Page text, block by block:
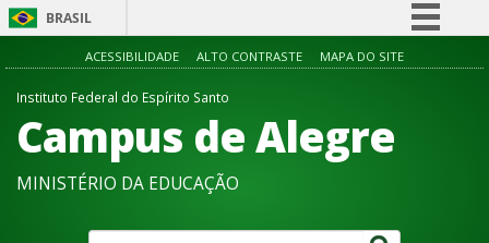
BRASIL
Simplifique!
Acesso à informação
Canais
ACESSIBILIDADE ALTO CONTRASTE MAPA DO SITE
Instituto Federal do Espírito Santo
Campus de Alegre
MINISTÉRIO DA EDUCAÇÃO